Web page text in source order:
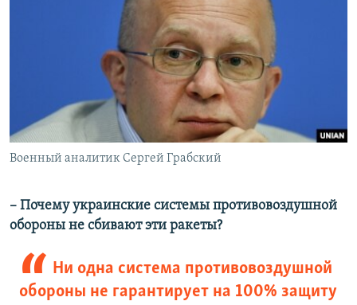
Военный аналитик Сергей Грабский
– Почему украинские системы противовоздушной
обороны не сбивают эти ракеты?
Ни одна система противовоздушной
обороны не гарантирует на 100% защиту